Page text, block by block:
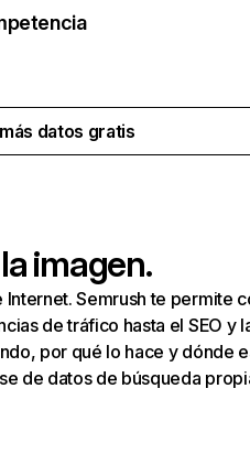
datos gratis
imagen.
Semrush te permite
de tráfico hasta el SEO y
por qué lo hace y dónde
de datos de búsqueda